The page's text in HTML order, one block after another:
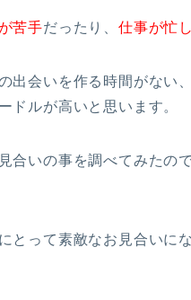
苦手だったり、 仕事が忙
出会いを作る時間がない
ドルが高いと思います。
合いの事を調べてみたの
とって素敵なお見合いに